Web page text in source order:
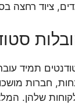
ציוד רחצה
תמיד
חברות
שלהן.